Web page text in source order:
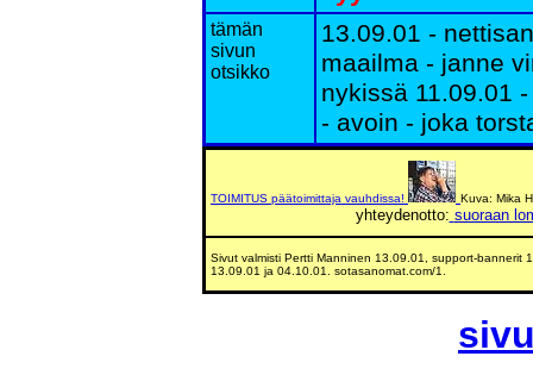
tämän
sivun
otsikko
13.09.01 -
maailma - janne
nykissä 11.09.01
- avoin - joka
TOIMITUS päätoimittaja vauhdissa! Kuva: Mika
yhteydenotto: suoraan
Sivut valmisti Pertti Manninen 13.09.01, support-bannerit
13.09.01 ja 04.10.01. sotasanomat.com/1.